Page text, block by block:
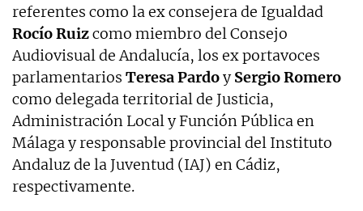
referentes como la ex consejera de Igualdad
Rocío Ruizcomo miembro del Consejo
Audiovisual de Andalucía, los ex portavoces
parlamentarios Teresa PardoySergio Romero
como delegada territorial de Justicia,
Administración Local y Función Pública en
Málaga y responsable provincial del Instituto
Andaluz de la Juventud (IAJ) en Cádiz,
respectivamente.